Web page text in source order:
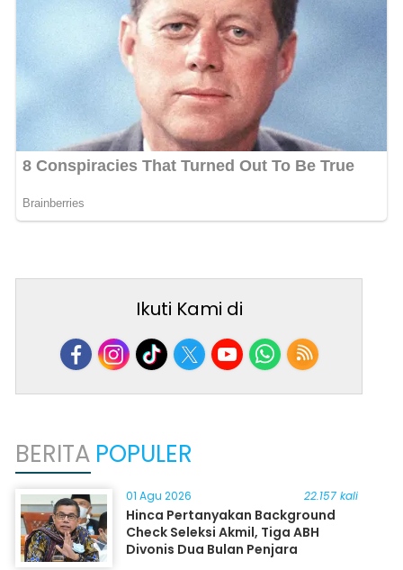
Ikuti Kami di
BERITA POPULER
01 Agu 2026 22.157 kali
Hinca Pertanyakan Background
Check Seleksi Akmil, Tiga ABH
Divonis Dua Bulan Penjara